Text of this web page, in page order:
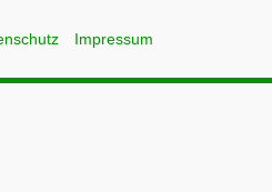
Impressum